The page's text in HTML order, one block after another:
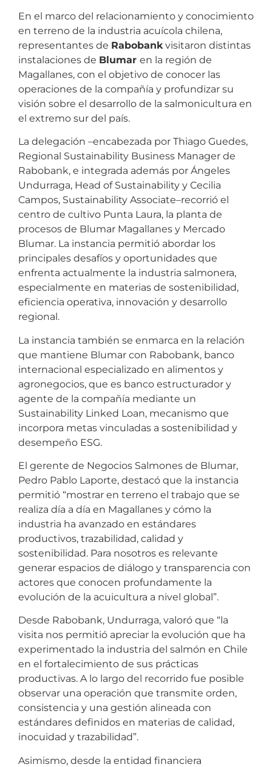
En el marco del relacionamiento y conocimiento
en terreno de la industria acuícola chilena,
representantes de Rabobankvisitaron distintas
instalaciones de Blumar en la región de
Magallanes, con el objetivo de conocer las
operaciones de la compañía y profundizar su
visión sobre el desarrollo de la salmonicultura en
el extremo sur del país.
La delegación –encabezada por Thiago Guedes,
Regional Sustainability Business Manager de
Rabobank, e integrada además por Ángeles
Undurraga, Head of Sustainability y Cecilia
Campos, Sustainability Associate–recorrió el
centro de cultivo Punta Laura, la planta de
procesos de Blumar Magallanes y Mercado
Blumar. La instancia permitió abordar los
principales desafíos y oportunidades que
enfrenta actualmente la industria salmonera,
especialmente en materias de sostenibilidad,
eficiencia operativa, innovación y desarrollo
regional.
La instancia también se enmarca en la relación
que mantiene Blumar con Rabobank, banco
internacional especializado en alimentos y
agronegocios, que es banco estructurador y
agente de la compañía mediante un
Sustainability Linked Loan, mecanismo que
incorpora metas vinculadas a sostenibilidad y
desempeño ESG.
El gerente de Negocios Salmones de Blumar,
Pedro Pablo Laporte, destacó que la instancia
permitió “mostrar en terreno el trabajo que se
realiza día a día en Magallanes y cómo la
industria ha avanzado en estándares
productivos, trazabilidad, calidad y
sostenibilidad. Para nosotros es relevante
generar espacios de diálogo y transparencia con
actores que conocen profundamente la
evolución de la acuicultura a nivel global”.
Desde Rabobank, Undurraga, valoró que “la
visita nos permitió apreciar la evolución que ha
experimentado la industria del salmón en Chile
en el fortalecimiento de sus prácticas
productivas. A lo largo del recorrido fue posible
observar una operación que transmite orden,
consistencia y una gestión alineada con
estándares definidos en materias de calidad,
inocuidad y trazabilidad”.
Asimismo, desde la entidad financiera